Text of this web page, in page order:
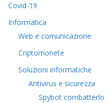
Covid-19
Informatica
Web e comunicazione
Criptomonete
Soluzioni informatiche
Antivirus e sicurezza
Spybot combatterlo